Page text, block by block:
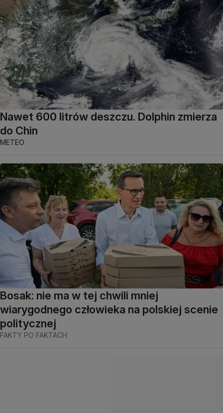
Nawet 600 litrów deszczu. Dolphin zmierza
do Chin
METEO
Bosak: nie ma w tej chwili mniej
wiarygodnego człowieka na polskiej scenie
politycznej
FAKTY PO FAKTACH